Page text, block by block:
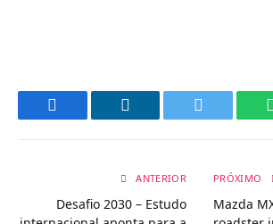
ANTERIOR
Desafio 2030 – Estudo
PRÓXIMO
Mazda